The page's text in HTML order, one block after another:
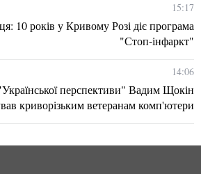
15:17
10 років у Кривому Розі діє програма
"Стоп-інфаркт"
14:06
перспективи" Вадим Щокін
криворізьким ветеранам комп'ютери